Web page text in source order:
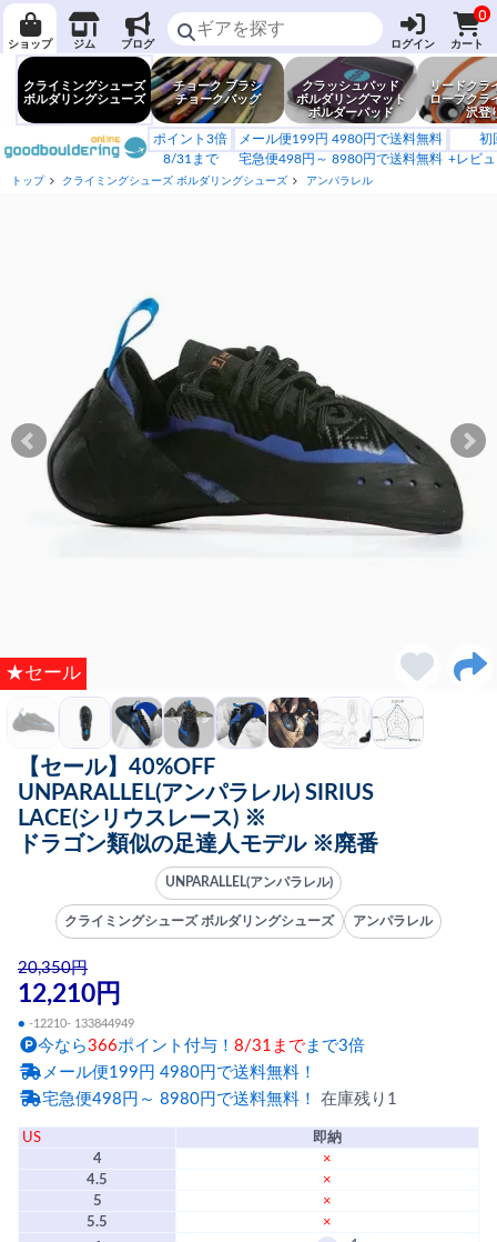
ショップ ジム ブログ ログイン
0
カート
クライミングシューズ
ボルダリングシューズ
チョーク ブラシ
チョークバッグ
クラッシュパッド
ボルダリングマット
ボルダーパッド
リードクラ
ロープクラ
沢登
ポイント3倍
8/31まで
メール便199円 4980円で送料無料
宅急便498円～ 8980円で送料無料
初
+レビ
トップ クライミングシューズ ボルダリングシューズ アンパラレル
★セール
【セール】40%OFF
UNPARALLEL(アンパラレル) SIRIUS
LACE(シリウスレース) ※
ドラゴン類似の足達人モデル ※廃番
UNPARALLEL(アンパラレル)
クライミングシューズ ボルダリングシューズ アンパラレル
20,350円
12,210円
● -12210- 133844949
今なら366ポイント付与！ 8/31まで まで3倍
メール便199円 4980円で送料無料！
宅急便498円～ 8980円で送料無料！ 在庫残り1
US
即納
4
×
4.5
×
5
×
5.5
×